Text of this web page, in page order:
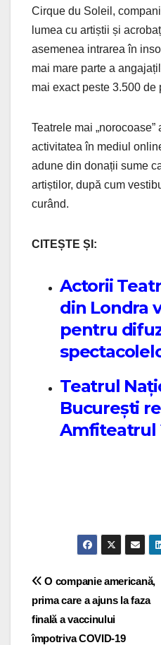
Cirque du Soleil,
lumea cu artiștii și
asemenea intrarea în
mai mare parte a
mai exact peste 3.500 de
Teatrele mai
activitatea în mediul
adune din donații sume
artiștilor, după cum
curând.
CITEȘTE ȘI:
Actorii
din Londra
pentru
Teatrul
București
Amfiteatrul
Post
O companie americană,
prima care a ajuns la faza
finală a vaccinului
împotriva COVID-19